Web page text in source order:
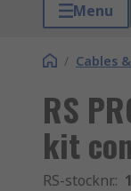
Menu
/ Cables
RS
kit
RS-stocknr.: